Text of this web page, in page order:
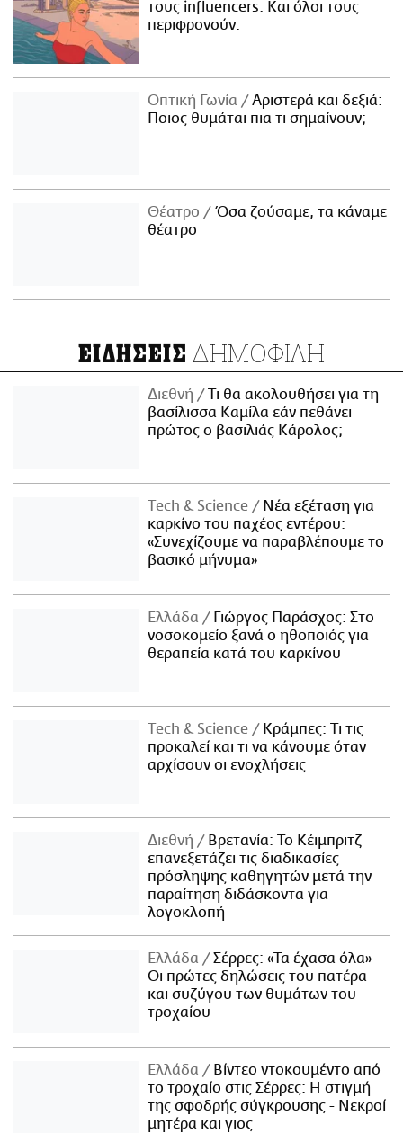
τους influencers. Και όλοι τους
περιφρονούν.
Οπτική Γωνία
Αριστερά και δεξιά:
Ποιος θυμάται πια τι σημαίνουν;
Θέατρο
Όσα ζούσαμε, τα κάναμε
θέατρο
ΕΙΔΗΣΕΙΣ ΔΗΜΟΦΙΛΗ
Διεθνή
Τι θα ακολουθήσει για τη
βασίλισσα Καμίλα εάν πεθάνει
πρώτος ο βασιλιάς Κάρολος;
Τech & Science
Νέα εξέταση για
καρκίνο του παχέος εντέρου:
«Συνεχίζουμε να παραβλέπουμε το
βασικό μήνυμα»
Ελλάδα
Γιώργος Παράσχος: Στο
νοσοκομείο ξανά ο ηθοποιός για
θεραπεία κατά του καρκίνου
Τech & Science
Κράμπες: Τι τις
προκαλεί και τι να κάνουμε όταν
αρχίσουν οι ενοχλήσεις
Διεθνή
Βρετανία: Το Κέιμπριτζ
επανεξετάζει τις διαδικασίες
πρόσληψης καθηγητών μετά την
παραίτηση διδάσκοντα για
λογοκλοπή
Ελλάδα
Σέρρες: «Τα έχασα όλα» -
Οι πρώτες δηλώσεις του πατέρα
και συζύγου των θυμάτων του
τροχαίου
Ελλάδα
Βίντεο ντοκουμέντο από
το τροχαίο στις Σέρρες: Η στιγμή
της σφοδρής σύγκρουσης - Νεκροί
μητέρα και γιος